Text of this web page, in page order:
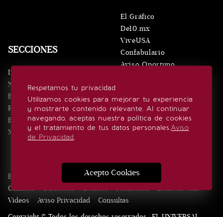
Respetamos tu privacidad
Utilizamos cookies para mejorar tu experiencia
y mostrarte contenido relevante. Al continuar
navegando, aceptas nuestra política de cookies
y el tratamiento de tus datos personales.Aviso
de Privacidad.
Acepto Cookies
SECCIONES
Inicio
Noticias
Eventos
Realeza
Estilo de vida
Minuto x Minuto
El Gráfico
De10.mx
ViveUSA
Confabulario
Aviso Oportuno
SÍGUENOS
Edición Impresa Noticias Quiénes somos
Contacto
Directorio Eventos Publicidad
Estilo de vida
Videos
Aviso Privacidad
Consultas